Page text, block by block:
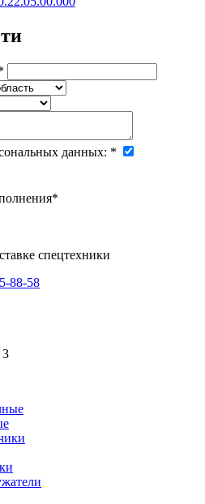
данных: *
*
спецтехники
88-58
3